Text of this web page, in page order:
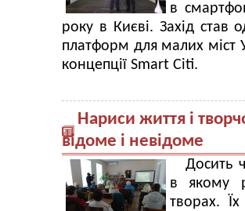
в
року в Києві. Захід став
платформ для малих міст
концепції Smart Citi.
Нариси життя і
відоме і невідоме
Досить
в якому
творах.